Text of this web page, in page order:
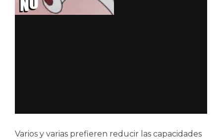
Varios y varias prefieren reducir las capacidades